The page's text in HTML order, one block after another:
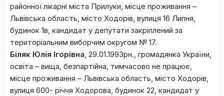
районної лікарні міста Прилуки, місце проживання –
Львівська область, місто Ходорів, вулиця 16 Липня,
будинок 1в, кандидат у депутати закріплений за
територіальним виборчим округом № 17.
Біляк Юлія Ігорівна, 29.01.1993рн., громадянка України,
освіта – вища, безпартійна, тимчасово не працює,
місце проживання – Львівська область, місто Ходорів,
вулиця 600- річчя Ходорова, будинок 22, кандидат у